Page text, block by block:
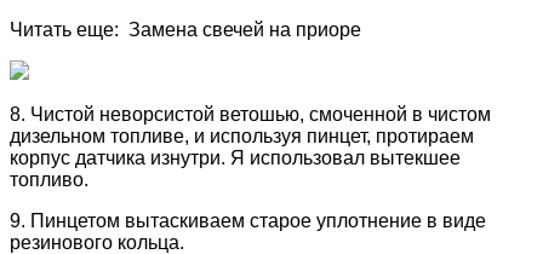
Читать еще: Замена свечей на приоре
8. Чистой неворсистой ветошью, смоченной в чистом
дизельном топливе, и используя пинцет, протираем
корпус датчика изнутри. Я использовал вытекшее
топливо.
9. Пинцетом вытаскиваем старое уплотнение в виде
резинового кольца.